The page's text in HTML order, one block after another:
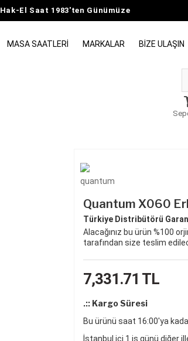
Hak-El Saat 1983'ten Günümüze
MASA SAATLERI MARKALAR BIZE ULAŞIN
Quantum X060
Türkiye Distribütörü
Alacağınız bu ürün %100
tarafından size teslim
7,331.71 TL
.:: Kargo Süresi
Bu ürünü saat 16:00'ya
İstanbul içi 1 iş günü diğer